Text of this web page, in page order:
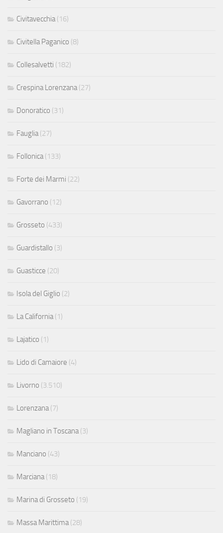
Civitavecchia (16)
Civitella Paganico (8)
Collesalvetti (182)
Crespina Lorenzana (27)
Donoratico (31)
Fauglia (27)
Follonica (133)
Forte dei Marmi (22)
Gavorrano (12)
Grosseto (433)
Guardistallo (3)
Guasticce (20)
Isola del Giglio (2)
La California (1)
Lajatico (1)
Lido di Camaiore (4)
Livorno (3.510)
Lorenzana (7)
Magliano in Toscana (3)
Manciano (43)
Marciana (18)
Marina di Grosseto (19)
Massa Marittima (28)